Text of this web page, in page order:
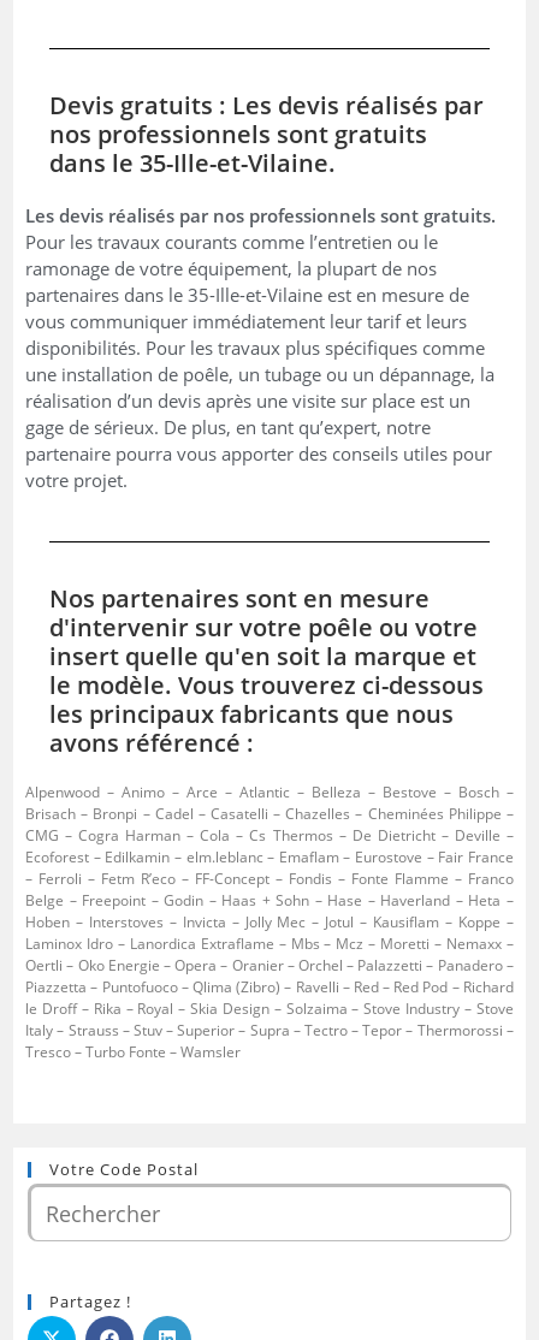
Devis gratuits : Les devis réalisés par
nos professionnels sont gratuits
dans le 35-Ille-et-Vilaine.
Les devis réalisés par nos professionnels sont gratuits.
Pour les travaux courants comme l’entretien ou le
ramonage de votre équipement, la plupart de nos
partenaires dans le 35-Ille-et-Vilaine est en mesure de
vous communiquer immédiatement leur tarif et leurs
disponibilités. Pour les travaux plus spécifiques comme
une installation de poêle, un tubage ou un dépannage, la
réalisation d’un devis après une visite sur place est un
gage de sérieux. De plus, en tant qu’expert, notre
partenaire pourra vous apporter des conseils utiles pour
votre projet.
Nos partenaires sont en mesure
d'intervenir sur votre poêle ou votre
insert quelle qu'en soit la marque et
le modèle. Vous trouverez ci-dessous
les principaux fabricants que nous
avons référencé :
Alpenwood – Animo – Arce – Atlantic – Belleza – Bestove – Bosch –
Brisach – Bronpi – Cadel – Casatelli – Chazelles – Cheminées Philippe –
CMG – Cogra Harman – Cola – Cs Thermos – De Dietricht – Deville –
Ecoforest – Edilkamin – elm.leblanc – Emaflam – Eurostove – Fair France
– Ferroli – Fetm R’eco – FF-Concept – Fondis – Fonte Flamme – Franco
Belge – Freepoint – Godin – Haas + Sohn – Hase – Haverland – Heta –
Hoben – Interstoves – Invicta – Jolly Mec – Jotul – Kausiflam – Koppe –
Laminox Idro – Lanordica Extraflame – Mbs – Mcz – Moretti – Nemaxx –
Oertli – Oko Energie – Opera – Oranier – Orchel – Palazzetti – Panadero –
Piazzetta – Puntofuoco – Qlima (Zibro) – Ravelli – Red – Red Pod – Richard
le Droff – Rika – Royal – Skia Design – Solzaima – Stove Industry – Stove
Italy – Strauss – Stuv – Superior – Supra – Tectro – Tepor – Thermorossi –
Tresco – Turbo Fonte – Wamsler
Votre Code Postal
Partagez !